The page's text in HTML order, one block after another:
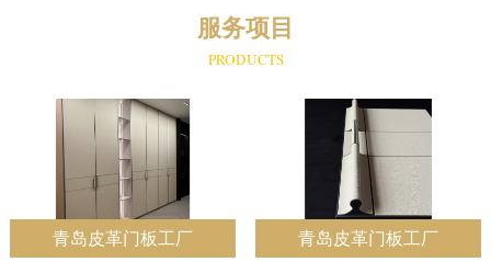
服务项目
PRODUCTS
青岛皮革门板工厂 青岛皮革门板工厂